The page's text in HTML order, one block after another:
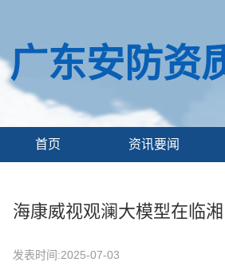
广东安防资
首页 资讯要闻
海康威视观澜大模型在临
发表时间:2025-07-03